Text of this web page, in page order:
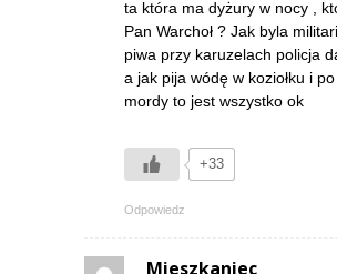
ta która ma dyżury w nocy ,
Pan Warchoł ? Jak byla
piwa przy karuzelach policja
a jak pija wódę w koziołku i
mordy to jest wszystko ok
+33
Odpowiedz
Mieszkaniec